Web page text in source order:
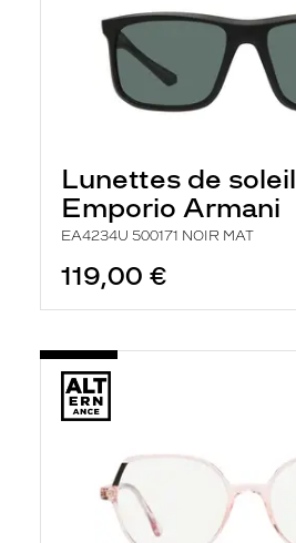
Lunettes de soleil
Emporio Armani
EA4234U 500171 NOIR MAT
119,00 €